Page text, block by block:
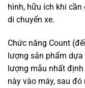
hình, hữu ích khi
di chuyển xe.
Chức năng Count
lượng sản phẩm
lượng mẫu nhất
này vào máy, sau